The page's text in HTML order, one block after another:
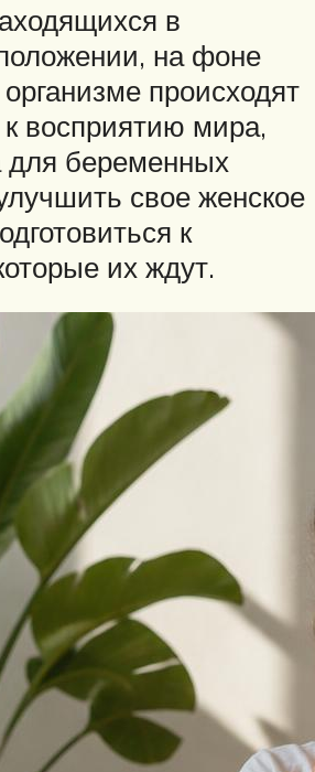
в
на фоне
происходят
восприятию мира,
для беременных
свое женское
к
их ждут.